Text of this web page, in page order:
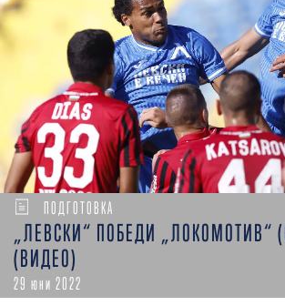
ПОДГОТОВКА
„ЛЕВСКИ“ ПОБЕДИ „ЛОКОМОТИВ“
(ВИДЕО)
29 юни 2022